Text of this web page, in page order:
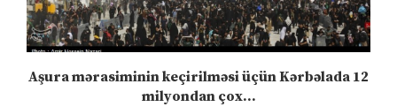
Aşura mərasiminin keçirilməsi üçün Kərbəlada 12
milyondan çox...